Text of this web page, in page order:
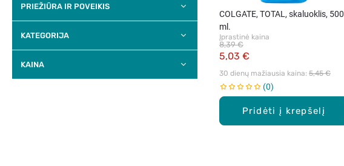
PRIEŽIŪRA IR POVEIKIS
KATEGORIJA
KAINA
Pridėti į krepšelį
COLGATE, TOTAL, skaluoklis, 500
ml.
Įprastinė kaina
5,03 €
8,39 €
30 dienų mažiausia kaina: 5,45 €
0